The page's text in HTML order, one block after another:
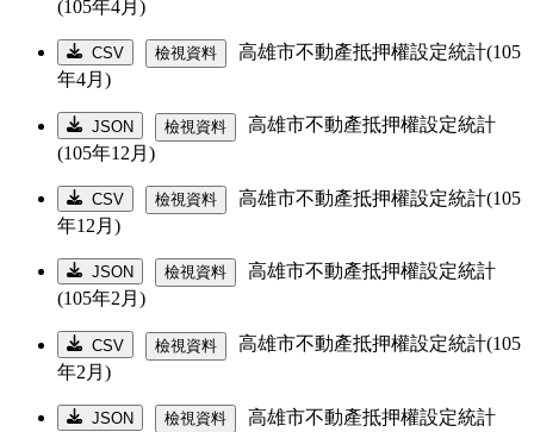
(105年4月)
CSV 檢視資料
高雄市不動產抵押權設定統計(105
年4月)
JSON 檢視資料
高雄市不動產抵押權設定統計
(105年12月)
CSV 檢視資料
高雄市不動產抵押權設定統計(105
年12月)
JSON 檢視資料
高雄市不動產抵押權設定統計
(105年2月)
CSV 檢視資料
高雄市不動產抵押權設定統計(105
年2月)
JSON 檢視資料
高雄市不動產抵押權設定統計